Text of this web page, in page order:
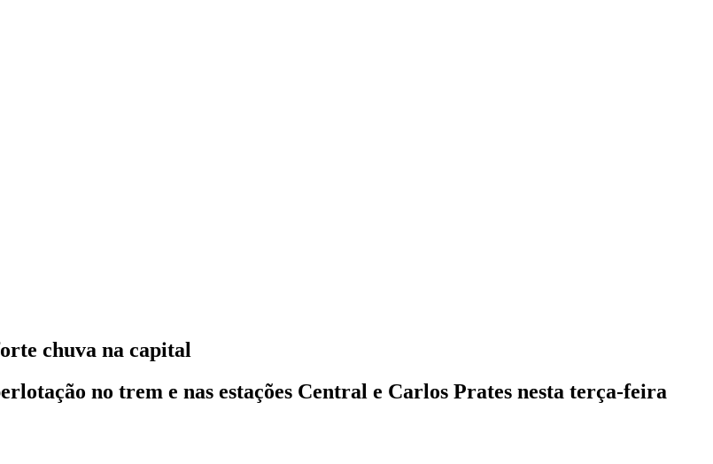
chuva na capital
no trem e nas estações Central e Carlos Prates nesta terça-feira